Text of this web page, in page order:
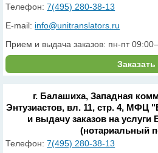
Телефон:7(495) 280-38-13
E-mail: info@unitranslators.ru
Прием и выдача заказов: пн-пт
Заказать
г. Балашиха, Западная
Энтузиастов, вл. 11, стр. 4, МФЦ
и выдачу заказов на
(нотариальный
Телефон:7(495) 280-38-13